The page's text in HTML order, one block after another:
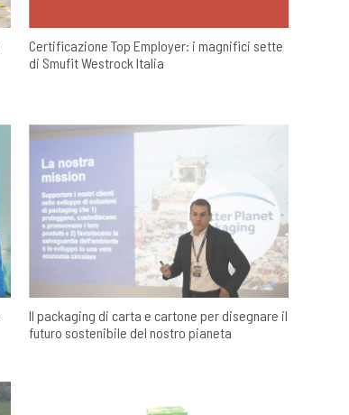
Certificazione Top Employer: i magnifici sette
di Smufit Westrock Italia
Il packaging di carta e cartone per disegnare il
futuro sostenibile del nostro pianeta